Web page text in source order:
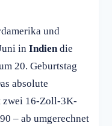
und
in Indiendie
20. Geburtstag
absolute
zwei 16-Zoll-3K-
– ab umgerechnet